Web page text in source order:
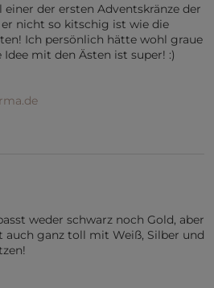
der ersten Adventskränze der
nicht so kitschig ist wie die
Ich persönlich hätte wohl graue
mit den Ästen ist super! :)
weder schwarz noch Gold, aber
ganz toll mit Weiß, Silber und